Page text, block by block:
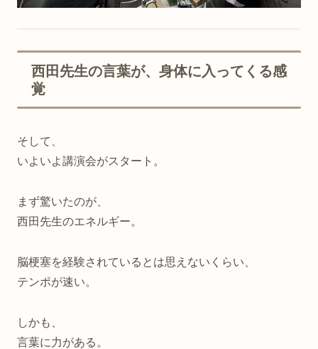
西田先生の言葉が、身体に入ってくる感
覚
そして、
いよいよ講演会がスタート。
まず驚いたのが、
西田先生のエネルギー。
脳梗塞を経験されているとは思えないくらい、
テンポが速い。
しかも、
言葉に力がある。